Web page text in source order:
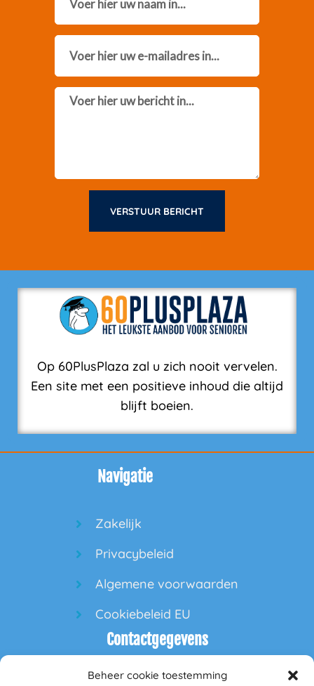
Beheer cookie toestemming
Message
VERSTUUR BERICHT
Op 60PlusPlaza zal u zich nooit vervelen.
Een site met een positieve inhoud die altijd
blijft boeien.
Navigatie
Zakelijk
Privacybeleid
Algemene voorwaarden
Cookiebeleid EU
Contactgegevens